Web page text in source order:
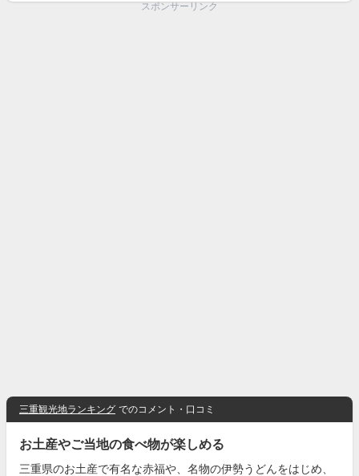
スポンサーリンク
三重観光地ランキング でのコメント・口コミ
お土産やご当地の食べ物が楽しめる
三重県のお土産で有名な赤福や、名物の伊勢うどんをはじめ、